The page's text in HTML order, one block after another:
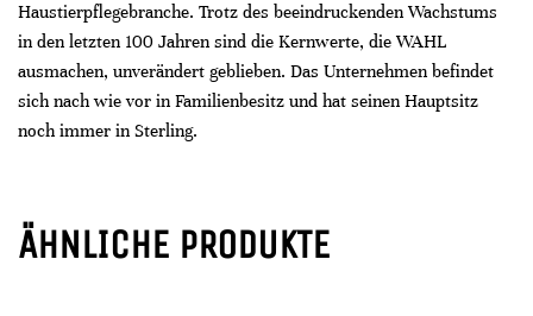
Haustierpflegebranche. Trotz des beeindruckenden Wachstums
in den letzten 100 Jahren sind die Kernwerte, die WAHL
ausmachen, unverändert geblieben. Das Unternehmen befindet
sich nach wie vor in Familienbesitz und hat seinen Hauptsitz
noch immer in Sterling.
ÄHNLICHE PRODUKTE